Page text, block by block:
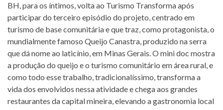
BH, para os íntimos, volta ao Turismo Transforma após
participar do terceiro episódio do projeto, centrado em
turismo de base comunitária e que traz, como protagonista, o
mundialmente famoso Queijo Canastra, produzido na serra
que dá nome ao laticínio, em Minas Gerais. O mini doc mostra
a produção do queijo e o turismo comunitário em área rural, e
como todo esse trabalho, tradicionalíssimo, transforma a
vida dos envolvidos nessa atividade e chega aos grandes
restaurantes da capital mineira, elevando a gastronomia local